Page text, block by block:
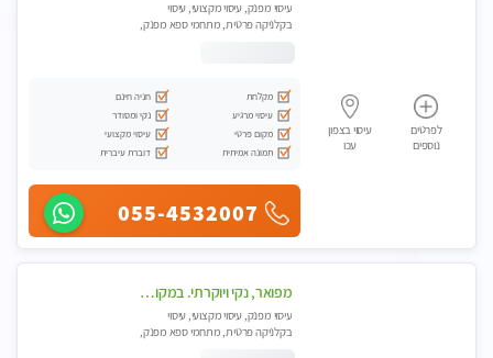
לפרטים
נוספים
עיסוי בצפון
עכו
עיסוי מפנק, עיסוי מקצועי, עיסוי
בקלניקה פרטית, מתחמי ספא מפנק,
מקלחת
חניה חינם
עיסוי מרגיע
נקי ומסודר
מקום פרטי
עיסוי מקצועי
תמונה אמיתית
דוברת עיברית
055-4532007
מפואר, נקי ויוקרתי. במקום מבחר מעסות מנוסות לכל סוגי העיסויים.
עיסוי מפנק, עיסוי מקצועי, עיסוי
בקלניקה פרטית, מתחמי ספא מפנק,